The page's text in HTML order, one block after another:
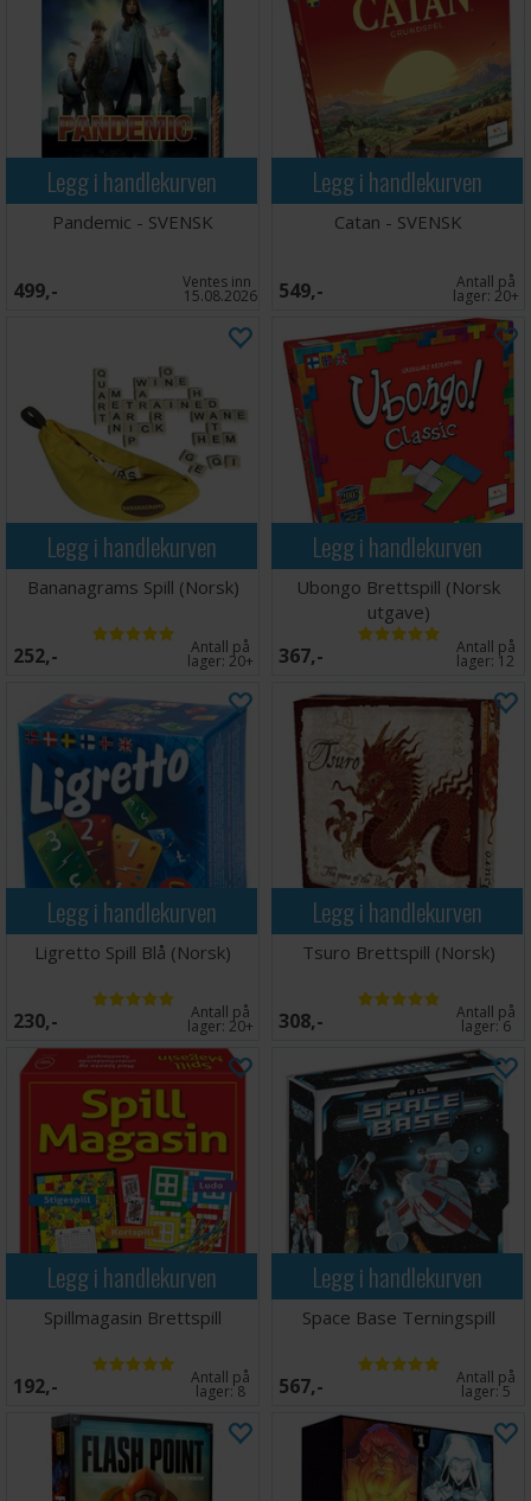
Legg i handlekurven
Pandemic - SVENSK
499,- Ventes inn
15.08.2026
Legg i handlekurven
Catan - SVENSK
549,- Antall på
lager: 20+
Legg i handlekurven
Bananagrams Spill (Norsk)
252,- Antall på
lager: 20+
Legg i handlekurven
Ubongo Brettspill (Norsk
utgave)
367,- Antall på
lager: 12
Legg i handlekurven
Ligretto Spill Blå (Norsk)
230,- Antall på
lager: 20+
Legg i handlekurven
Tsuro Brettspill (Norsk)
308,- Antall på
lager:6
Legg i handlekurven
Spillmagasin Brettspill
192,- Antall på
lager:8
Legg i handlekurven
Space Base Terningspill
567,- Antall på
lager:5